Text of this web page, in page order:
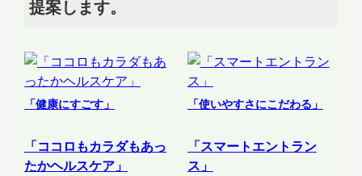
提案します。
「健康にすごす」
「ココロもカラダもあっ
たかヘルスケア」
「使いやすさにこだわる」
「スマートエントラン
ス」